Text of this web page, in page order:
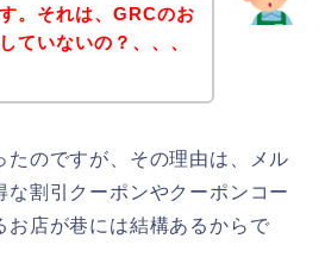
。それは、GRCのお
ていないの？、、、
たのですが、その理由は、メル
な割引クーポンやクーポンコー
お店が巷には結構あるからで